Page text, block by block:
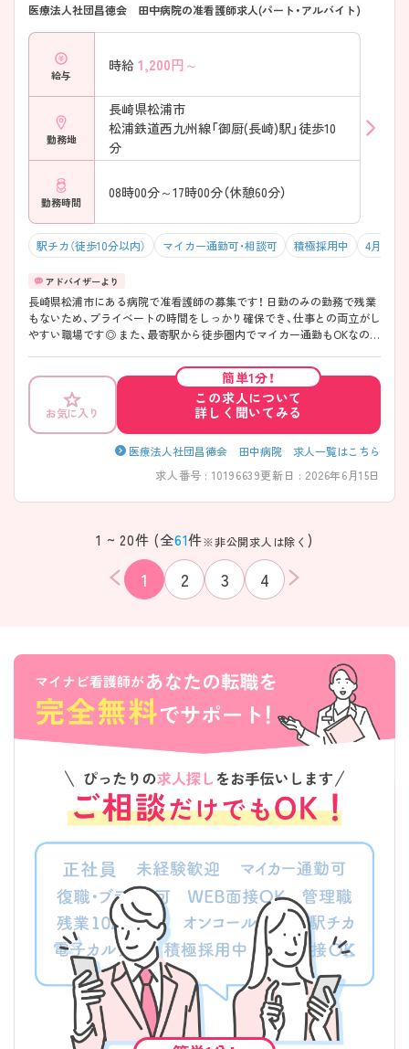
条件を
クリア
検索する
医療法人社団昌徳会 田中病院の准看護師求人(パート・アルバイト)
給与
時給 1,200円～
勤務地
長崎県松浦市
松浦鉄道西九州線「御厨(長崎)駅」徒歩10
分
勤務時間
08時00分～17時00分（休憩60分）
駅チカ（徒歩10分以内） マイカー通勤可・相談可 積極採用中 4月入職
長崎県松浦市にある病院で准看護師の募集です！ 日勤のみの勤務で残業
もないため、プライベートの時間をしっかり確保でき、仕事との両立がし
やすい職場です◎ また、最寄駅から徒歩圏内でマイカー通勤もOKなの
る方は面接ポイントをお伝えしますので、お気軽にご連絡ください。
お気に入り
簡単1分！
この求人について
詳しく聞いてみる
医療法人社団昌徳会 田中病院 求人一覧はこちら
求人番号 : 10196639更新日 : 2026年6月15日
1 ~ 20件 (全61件※非公開求人は除く )
1 2 3 4